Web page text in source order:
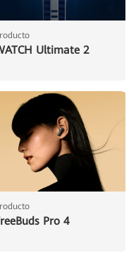
Ultimate 2
Pro 4